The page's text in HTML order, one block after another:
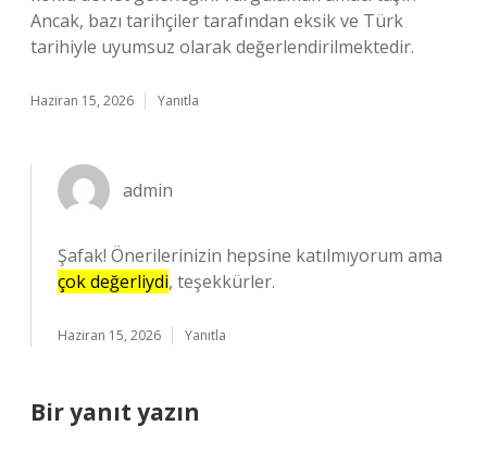
Ancak, bazı tarihçiler tarafından eksik ve Türk
tarihiyle uyumsuz olarak değerlendirilmektedir.
Haziran 15, 2026 Yanıtla
admin
Şafak! Önerilerinizin hepsine katılmıyorum ama
çok değerliydi, teşekkürler.
Haziran 15, 2026 Yanıtla
Bir yanıt yazın